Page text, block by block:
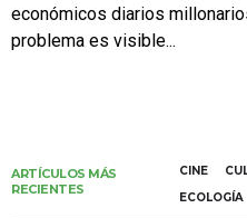
económicos diarios
problema es visible...
ARTÍCULOS MÁS
RECIENTES
CINE
ECOLOGÍA